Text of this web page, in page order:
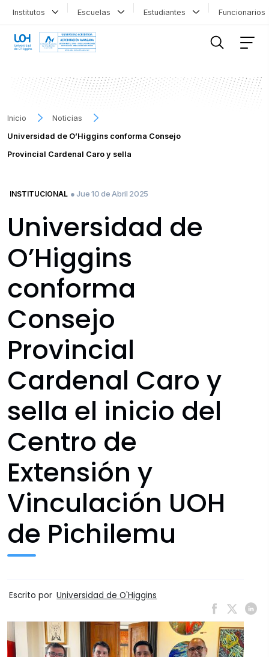
Institutos Escuelas Estudiantes
Inicio
Noticias
Universidad de O’Higgins conforma Consejo
Provincial Cardenal Caro y sella
INSTITUCIONAL ● Jue 10 de Abril 2025
Universidad de
O’Higgins
conforma
Consejo
Provincial
Cardenal Caro y
sella el inicio del
Centro de
Extensión y
Vinculación UOH
de Pichilemu
Escrito por Universidad de O'Higgins